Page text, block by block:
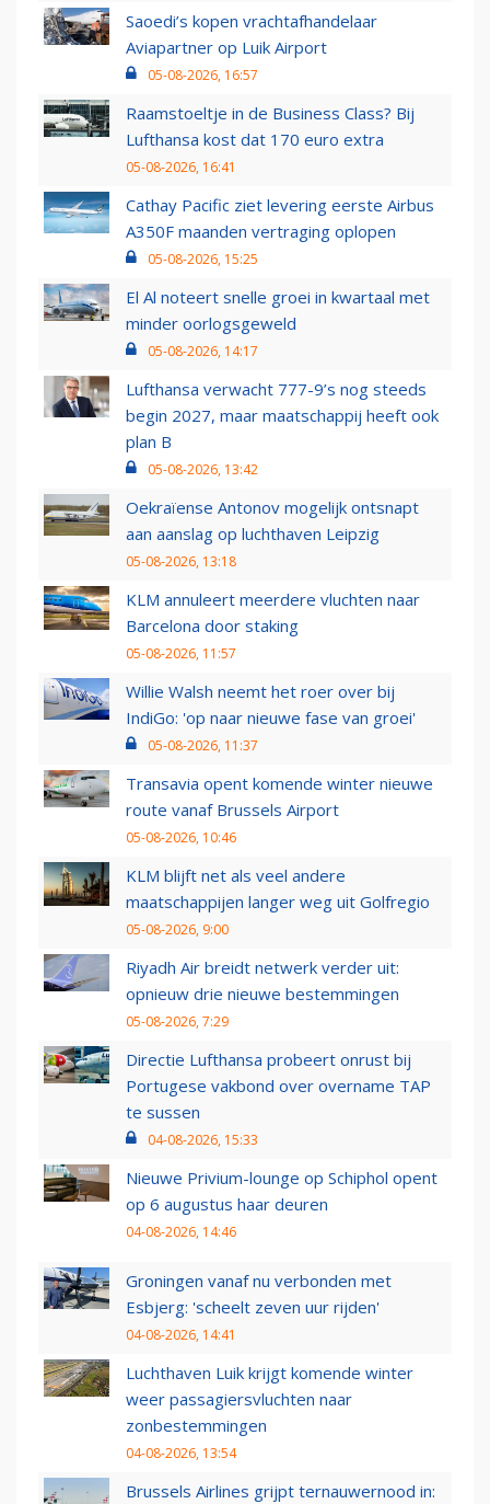
Saoedi’s kopen vrachtafhandelaar
Aviapartner op Luik Airport
05-08-2026, 16:57
Raamstoeltje in de Business Class? Bij
Lufthansa kost dat 170 euro extra
05-08-2026, 16:41
Cathay Pacific ziet levering eerste Airbus
A350F maanden vertraging oplopen
05-08-2026, 15:25
El Al noteert snelle groei in kwartaal met
minder oorlogsgeweld
05-08-2026, 14:17
Lufthansa verwacht 777-9’s nog steeds
begin 2027, maar maatschappij heeft ook
plan B
05-08-2026, 13:42
Oekraïense Antonov mogelijk ontsnapt
aan aanslag op luchthaven Leipzig
05-08-2026, 13:18
KLM annuleert meerdere vluchten naar
Barcelona door staking
05-08-2026, 11:57
Willie Walsh neemt het roer over bij
IndiGo: 'op naar nieuwe fase van groei'
05-08-2026, 11:37
Transavia opent komende winter nieuwe
route vanaf Brussels Airport
05-08-2026, 10:46
KLM blijft net als veel andere
maatschappijen langer weg uit Golfregio
05-08-2026, 9:00
Riyadh Air breidt netwerk verder uit:
opnieuw drie nieuwe bestemmingen
05-08-2026, 7:29
Directie Lufthansa probeert onrust bij
Portugese vakbond over overname TAP
te sussen
04-08-2026, 15:33
Nieuwe Privium-lounge op Schiphol opent
op 6 augustus haar deuren
04-08-2026, 14:46
Groningen vanaf nu verbonden met
Esbjerg: 'scheelt zeven uur rijden'
04-08-2026, 14:41
Luchthaven Luik krijgt komende winter
weer passagiersvluchten naar
zonbestemmingen
04-08-2026, 13:54
Brussels Airlines grijpt ternauwernood in: